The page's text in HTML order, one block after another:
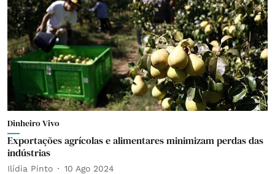
Dinheiro Vivo
Exportações agrícolas e alimentares minimizam perdas das
indústrias
Ilídia Pinto 10 Ago 2024